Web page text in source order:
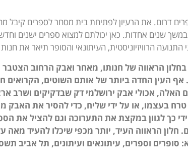
דרום. את הרעיון לפתיחת בית מסחר לספרים קיבל
שנים אחדות. כאן יכולתם למצוא ספרים ישנים
הרוויזיוניסטית, העיתונאי והסופר תיאר את
בחלון הראווה של חנותו, מאחר ואבק הרחוב
העין החדה ביותר של אותם השוטים, הקרואים
אכולי אבק ירושלמי דק שבדקיקים ושרב
טרח בעצמו, או על ידי שליח, כדי להסיר את
כך לגוון במקצת את התערוכה וגם להציל את
הראווה העיד, יותר מכפי שיכלו להעיד מאה